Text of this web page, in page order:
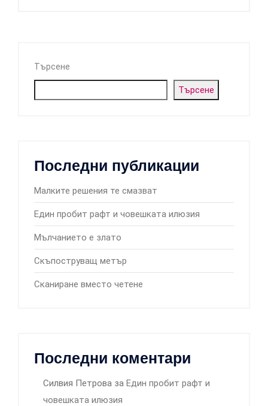
Търсене
Търсене
Последни публикации
Малките решения те смазват
Един пробит рафт и човешката илюзия
Мълчанието е злато
Скъпоструващ метър
Сканиране вместо четене
Последни коментари
Силвия Петрова за Един пробит рафт и
човешката илюзия